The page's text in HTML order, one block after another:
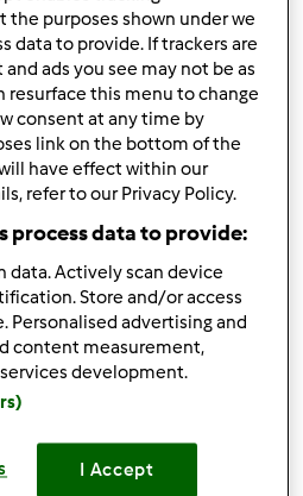
utente ma mi sono
presentata e provvedo subito.
ed uso il bimby dal 2005 ed
capolavoro!!
alla community, alla NL ed alla
per me e soprattutto per
In cima
Iscritto : 26.03.2014
purposes shown under we
data to provide. If trackers are
ads you see may not be as
resurface this menu to change
consent at any time by
link on the bottom of the
have effect within our
refer to our Privacy Policy.
process data to provide:
data. Actively scan device
Store and/or access
Personalised advertising and
content measurement,
development.
I Accept